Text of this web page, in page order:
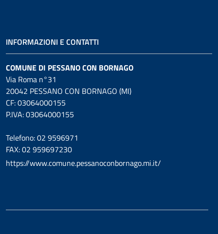
INFORMAZIONI E CONTATTI
COMUNE DI PESSANO CON BORNAGO
Via Roma n°31
20042 PESSANO CON BORNAGO (MI)
CF: 03064000155
P.IVA: 03064000155
Telefono: 02 9596971
FAX: 02 959697230
https://www.comune.pessanoconbornago.mi.it/